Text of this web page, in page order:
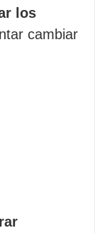
los
cambiar